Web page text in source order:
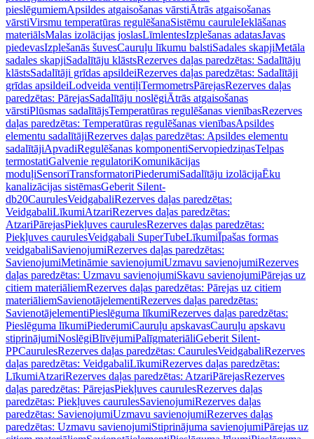
pieslēgumiemApsildes atgaisošanas vārstiĀtrās atgaisošanas
vārstiVirsmu temperatūras regulēšanaSistēmu cauruleIeklāšanas
materiālsMalas izolācijas joslasLīmlentesIzplešanas adatasJavas
piedevasIzplešanās šuvesCauruļu līkumu balstiSadales skapjiMetāla
sadales skapjiSadalītāju klāstsRezerves daļas paredzētas: Sadalītāju
klāstsSadalītāji grīdas apsildeiRezerves daļas paredzētas: Sadalītāji
grīdas apsildeiLodveida ventiļiTermometrsPārejasRezerves daļas
paredzētas: PārejasSadalītāju noslēgiĀtrās atgaisošanas
vārstiPlūsmas sadalītājsTemperatūras regulēšanas vienībasRezerves
daļas paredzētas: Temperatūras regulēšanas vienībasApsildes
elementu sadalītājiRezerves daļas paredzētas: Apsildes elementu
sadalītājiApvadiRegulēšanas komponentiServopiedziņasTelpas
termostatiGalvenie regulatoriKomunikācijas
moduļiSensoriTransformatoriPiederumiSadalītāju izolācijaĒku
kanalizācijas sistēmasGeberit Silent-
db20CaurulesVeidgabaliRezerves daļas paredzētas:
VeidgabaliLīkumiAtzariRezerves daļas paredzētas:
AtzariPārejasPiekļuves caurulesRezerves daļas paredzētas:
Piekļuves caurulesVeidgabali SuperTubeLīkumiĪpašas formas
veidgabaliSavienojumiRezerves daļas paredzētas:
SavienojumiMetināmie savienojumiUzmavu savienojumiRezerves
daļas paredzētas: Uzmavu savienojumiSkavu savienojumiPārejas uz
citiem materiāliemRezerves daļas paredzētas: Pārejas uz citiem
materiāliemSavienotājelementiRezerves daļas paredzētas:
SavienotājelementiPieslēguma līkumiRezerves daļas paredzētas:
Pieslēguma līkumiPiederumiCauruļu apskavasCauruļu apskavu
stiprinājumiNoslēgiBlīvējumiPalīgmateriāliGeberit Silent-
PPCaurulesRezerves daļas paredzētas: CaurulesVeidgabaliRezerves
daļas paredzētas: VeidgabaliLīkumiRezerves daļas paredzētas:
LīkumiAtzariRezerves daļas paredzētas: AtzariPārejasRezerves
daļas paredzētas: PārejasPiekļuves caurulesRezerves daļas
paredzētas: Piekļuves caurulesSavienojumiRezerves daļas
paredzētas: SavienojumiUzmavu savienojumiRezerves daļas
paredzētas: Uzmavu savienojumiStiprinājuma savienojumiPārejas uz